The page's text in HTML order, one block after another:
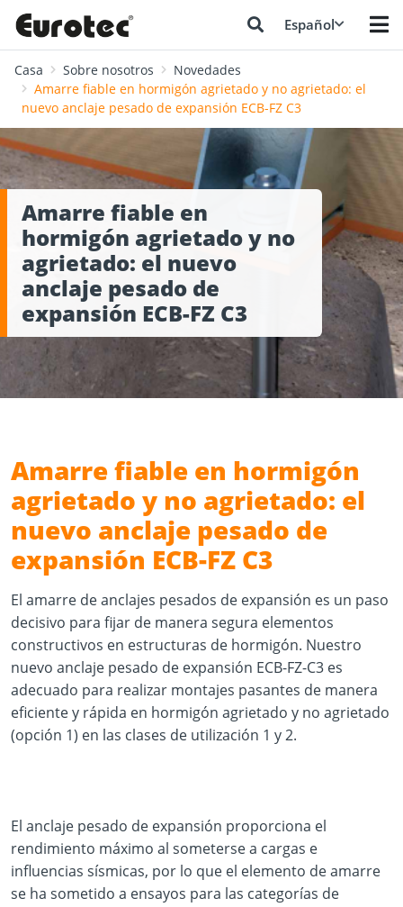
Español
Casa Sobre nosotros
Novedades
Amarre fiable en hormigón agrietado y no agrietado: el
nuevo anclaje pesado de expansión ECB-FZ C3
Amarre fiable en
hormigón agrietado y no
agrietado: el nuevo
anclaje pesado de
expansión ECB-FZ C3
Amarre fiable en hormigón
agrietado y no agrietado: el
nuevo anclaje pesado de
expansión ECB-FZ C3
El amarre de anclajes pesados de expansión es un paso
decisivo para fijar de manera segura elementos
constructivos en estructuras de hormigón. Nuestro
nuevo anclaje pesado de expansión ECB-FZ-C3 es
adecuado para realizar montajes pasantes de manera
eficiente y rápida en hormigón agrietado y no agrietado
(opción 1) en las clases de utilización 1 y 2.
El anclaje pesado de expansión proporciona el
rendimiento máximo al someterse a cargas e
influencias sísmicas, por lo que el elemento de amarre
se ha sometido a ensayos para las categorías de